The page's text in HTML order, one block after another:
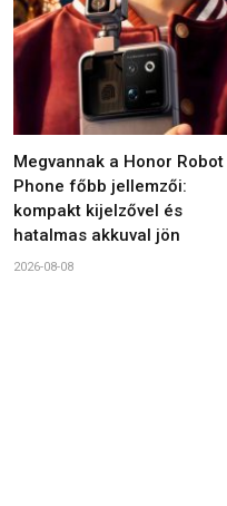
Megvannak a Honor Robot
Phone főbb jellemzői:
kompakt kijelzővel és
hatalmas akkuval jön
2026-08-08